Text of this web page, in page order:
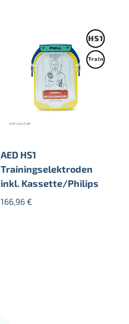
AED HS1
Trainingselektroden
inkl. Kassette/Philips
166,96€